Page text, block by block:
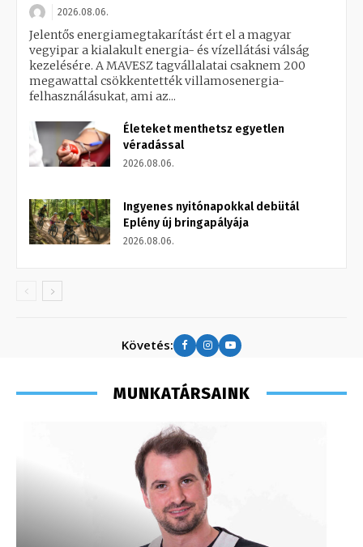
2026.08.06.
Jelentős energiamegtakarítást ért el a magyar
vegyipar a kialakult energia- és vízellátási válság
kezelésére. A MAVESZ tagvállalatai csaknem 200
megawattal csökkentették villamosenergia-
felhasználásukat, ami az...
Életeket menthetsz egyetlen
véradással
2026.08.06.
Ingyenes nyitónapokkal debütál
Eplény új bringapályája
2026.08.06.
Követés:
MUNKATÁRSAINK